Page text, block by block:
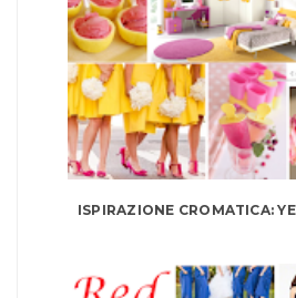
ISPIRAZIONE CROMATICA: